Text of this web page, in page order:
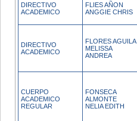
DIRECTIVO
ACADEMICO
FLIES AÑON
ANGGIE CHRIS
DIRECTIVO
ACADEMICO
FLORES AGUILA
MELISSA
ANDREA
CUERPO
ACADEMICO
REGULAR
FONSECA
ALMONTE
NELIA EDITH